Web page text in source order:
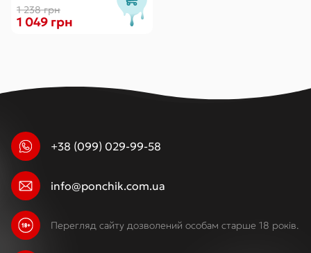
1 238 грн
1 049 грн
+38 (099) 029-99-58
info@ponchik.com.ua
Перегляд сайту дозволений особам старше 18 років.